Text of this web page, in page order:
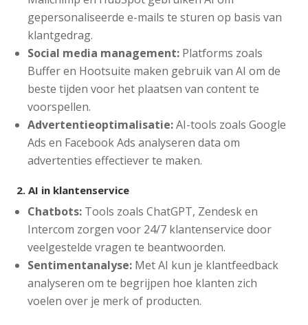
gepersonaliseerde e-mails te sturen op basis van
klantgedrag.
Social media management: Platforms zoals
Buffer en Hootsuite maken gebruik van AI om de
beste tijden voor het plaatsen van content te
voorspellen.
Advertentieoptimalisatie:AI-tools zoals Google
Ads en Facebook Ads analyseren data om
advertenties effectiever te maken.
2.AI in klantenservice
Chatbots: Tools zoals ChatGPT, Zendesk en
Intercom zorgen voor 24/7 klantenservice door
veelgestelde vragen te beantwoorden.
Sentimentanalyse: Met AI kun je klantfeedback
analyseren om te begrijpen hoe klanten zich
voelen over je merk of producten.